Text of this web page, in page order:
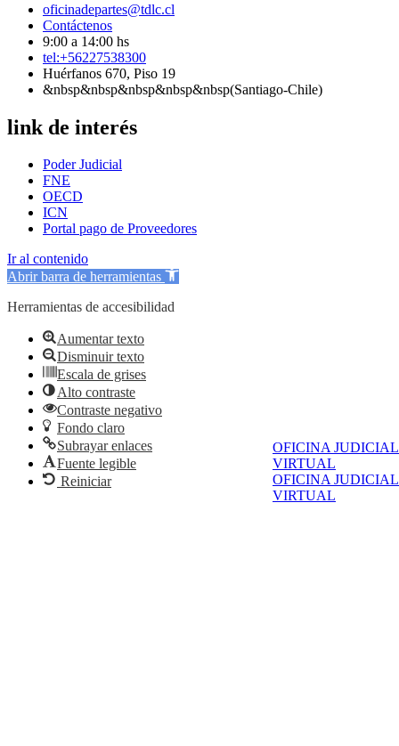
OFICINA JUDICIAL
VIRTUAL
OFICINA JUDICIAL
VIRTUAL
oficinadepartes@tdlc.cl
Contáctenos
9:00 a 14:00 hs
tel:+56227538300
Huérfanos 670, Piso 19
&nbsp&nbsp&nbsp&nbsp&nbsp(Santiago-Chile)
link de interés
Poder Judicial
FNE
OECD
ICN
Portal pago de Proveedores
Ir al contenido
Abrir barra de herramientas
Herramientas de accesibilidad
Aumentar texto
Disminuir texto
Escala de grises
Alto contraste
Contraste negativo
Fondo claro
Subrayar enlaces
Fuente legible
Reiniciar